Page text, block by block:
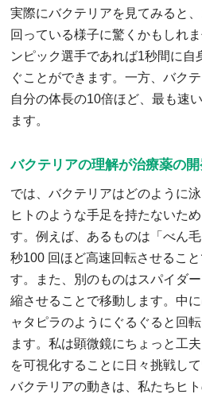
実際にバクテリアを見てみると
回っている様子に驚くかもしれ
ンピック選手であれば1秒間に自
ぐことができます。一方、バク
自分の体長の10倍ほど、最も速
ます。
バクテリアの理解が治療薬の
では、バクテリアはどのように
ヒトのような手足を持たないた
す。例えば、あるものは「べん
秒100 回ほど高速回転させるこ
す。また、別のものはスパイダ
縮させることで移動します。中
ャタピラのようにぐるぐると回
ます。私は顕微鏡にちょっと工
を可視化することに日々挑戦して
バクテリアの動きは、私たちヒ